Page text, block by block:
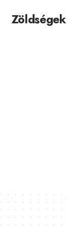
Zöldségek